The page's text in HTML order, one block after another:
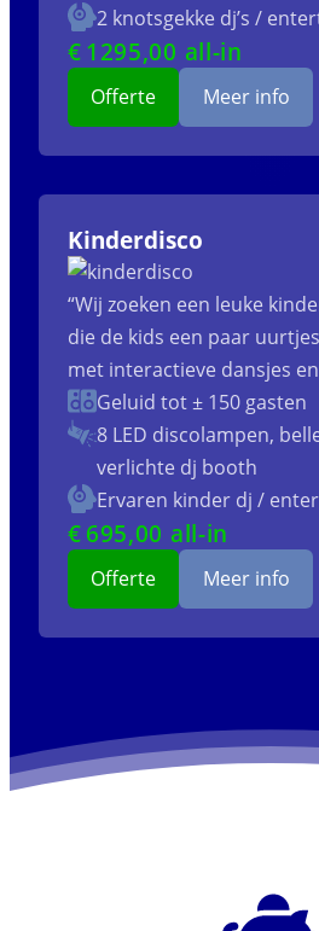
2 knotsgekke dj’s /
€ 1295,00 all-in
Offerte Meer info
Kinderdisco
“Wij zoeken een leuke
die de kids een paar
met interactieve dansjes
Geluid tot ± 150 gasten
8 LED discolampen,
verlichte dj booth
Ervaren kinder dj /
€ 695,00 all-in
Offerte Meer info